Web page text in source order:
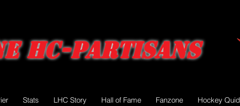
HC-Partisans
Stats LHC Story Hall of Fame Fanzone Hockey Quid